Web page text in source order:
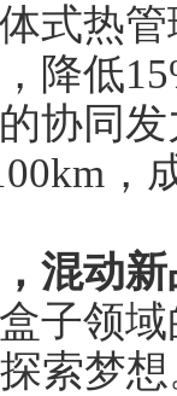
式热
降低
同发
，
混动
领域
索梦